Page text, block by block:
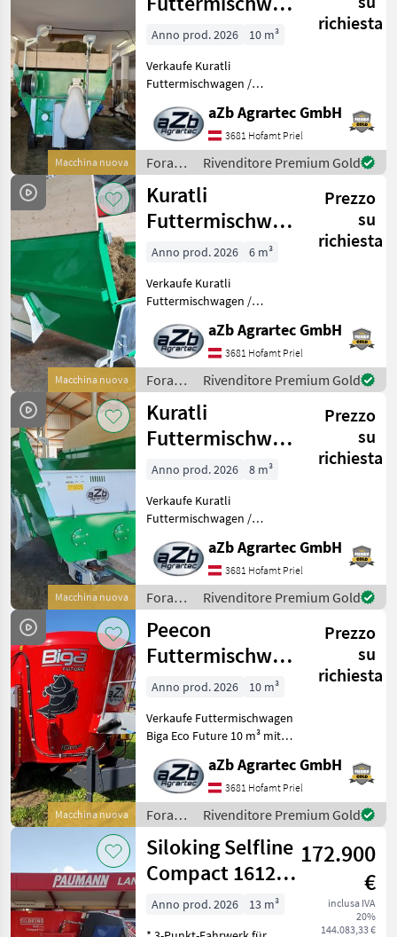
Macchina nuova
elektrisch 10 m³
- NEU
richiesta
Anno prod. 2026
10 m³
Verkaufe Kuratli
Futtermischwagen /
elektrisch 10 m³ - NEU
Hervorragend geeignet für
Trockenfutter (Heu und
Stroh) Kuratli ist ein
Schweizer P
aZb Agrartec GmbH
3681 Hofamt Priel
Foraggiamento
/
Kuratli
Rivenditore Premium Gold
Macchina nuova
Kuratli
Futtermischwagen
elektrisch 5,5 m³
stationär - N
Prezzo
su
richiesta
Anno prod. 2026
6 m³
Verkaufe Kuratli
Futtermischwagen /
elektrisch 5, 5 m³ stationär -
NEU Hervorragend geeignet
für Trockenfutter (Heu und
Stroh) Kuratli ist ein S
aZb Agrartec GmbH
3681 Hofamt Priel
Foraggiamento
/
Kuratli
Rivenditore Premium Gold
Macchina nuova
Kuratli
Futtermischwagen
elektrisch 7,5 m³
Prezzo
su
richiesta
Anno prod. 2026
8 m³
Verkaufe Kuratli
Futtermischwagen /
elektrisch 7, 5 m³ - NEU
Hervorragend geeignet für
Trockenfutter (Heu und
Stroh) Kuratli ist ein
Schweizer P
aZb Agrartec GmbH
3681 Hofamt Priel
Foraggiamento
/
Kuratli
Rivenditore Premium Gold
Macchina nuova
Peecon
Futtermischwagen
Biga Eco Future
10m³
Prezzo
su
richiesta
Anno prod. 2026
10 m³
Verkaufe Futtermischwagen
Biga Eco Future 10 m³ mit
links und rechts Schieber
und Obenanhängung -
derzeit sofort verfügbar!
Qualität und Ma
aZb Agrartec GmbH
3681 Hofamt Priel
Foraggiamento
/
Peecon
Rivenditore Premium Gold
Siloking Selfline
Compact 1612-
13
172.900
€
inclusa IVA
20%
144.083,33 €
Anno prod. 2026
13 m³